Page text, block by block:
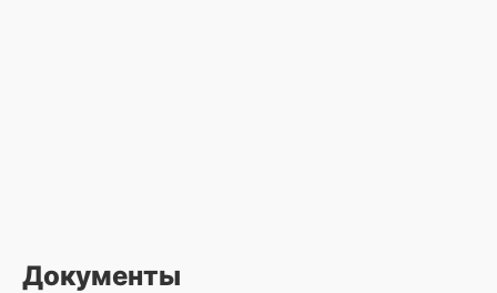
Документы